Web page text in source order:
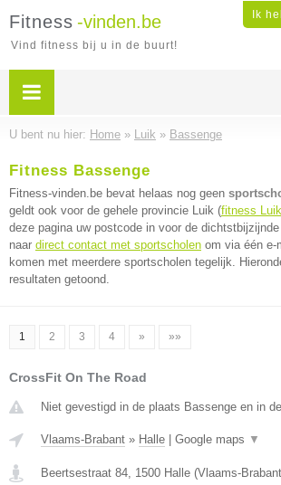
Ik
Fitness -vinden.be
Vind fitness bij u in de buurt!
U bent nu hier: Home » Luik » Bassenge
Fitness Bassenge
Fitness-vinden.be bevat helaas nog geen
geldt ook voor de gehele provincie Luik (fitness Luik
deze pagina uw postcode in voor de
naar direct contact met sportscholen om via één e-
komen met meerdere sportscholen tegelijk.
resultaten getoond.
1 2 3 4 » »»
CrossFit On The Road
Niet gevestigd in de plaats Bassenge en in
Vlaams-Brabant » Halle Google maps ▼
Beertsestraat 84, 1500 Halle (Vlaams-Brabant